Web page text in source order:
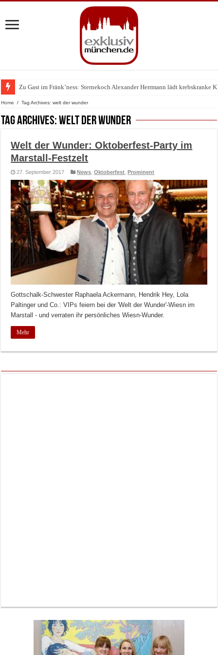
Zu Gast im Fränk’ness: Sternekoch Alexander Herrmann lädt krebskranke
Warum München gerade zum Treffpunkt der Lingerie-Branche wurde
Home / Tag Archives: welt der wunder
Tag Archives:welt der wunder
Welt der Wunder: Oktoberfest-Party im
Marstall-Festzelt
27. September 2017 News ,Oktoberfest ,Prominent
Gottschalk-Schwester Raphaela Ackermann, Hendrik Hey, Lola
Paltinger und Co.: VIPs feiern bei der 'Welt der Wunder'-Wiesn im
Marstall - und verraten ihr persönliches Wiesn-Wunder.
Mehr